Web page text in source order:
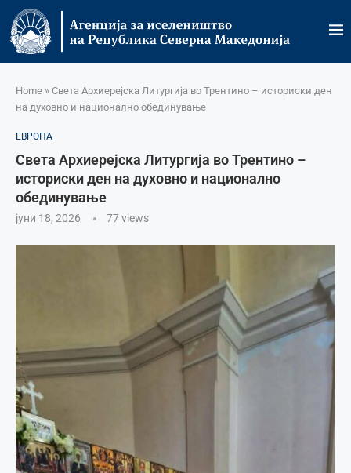
Home » Света Архиерејска Литургија во Трентино – историски ден
на духовно и национално обединување
ЕВРОПА
Света Архиерејска Литургија во Трентино –
историски ден на духовно и национално
обединување
јуни 18, 2026 77views